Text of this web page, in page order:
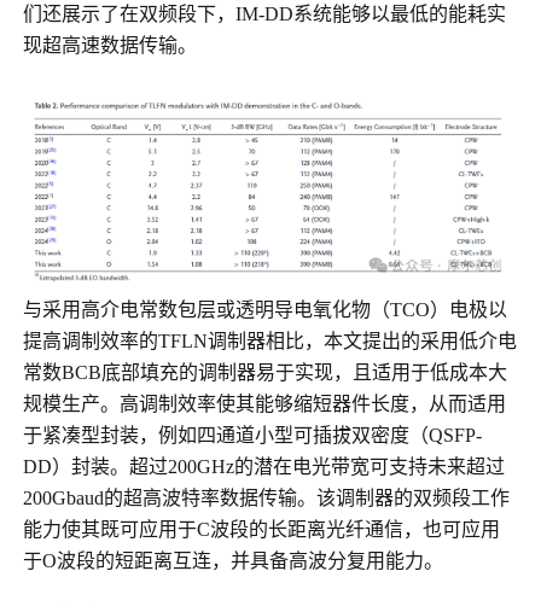
们还展示了在双频段下，IM-DD系统能够以最低的能耗实
现超高速数据传输。
与采用高介电常数包层或透明导电氧化物（TCO）电极以
提高调制效率的TFLN调制器相比，本文提出的采用低介电
常数BCB底部填充的调制器易于实现，且适用于低成本大
规模生产。高调制效率使其能够缩短器件长度，从而适用
于紧凑型封装，例如四通道小型可插拔双密度（QSFP-
DD）封装。超过200GHz的潜在电光带宽可支持未来超过
200Gbaud的超高波特率数据传输。该调制器的双频段工作
能力使其既可应用于C波段的长距离光纤通信，也可应用
于O波段的短距离互连，并具备高波分复用能力。